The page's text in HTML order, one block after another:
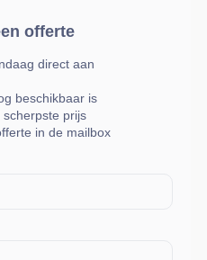
offerte
direct aan
beschikbaar is
scherpste prijs
in de mailbox